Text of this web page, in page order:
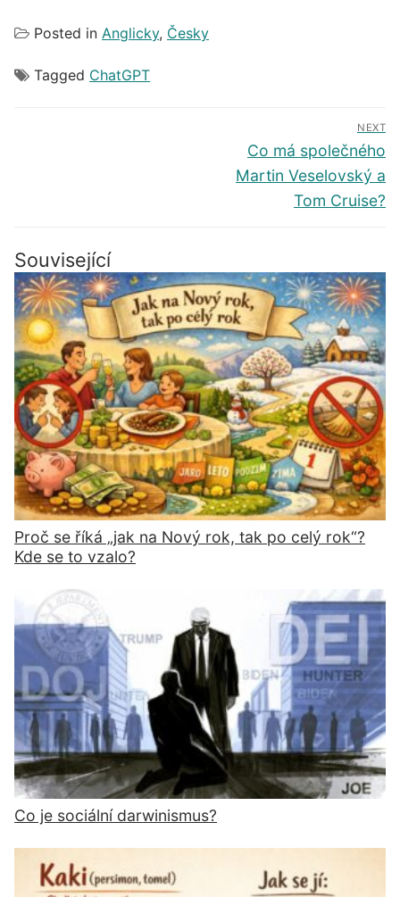
Posted in Anglicky, Česky
Tagged ChatGPT
NEXT
Další
příspěvek
Co má společného
Martin Veselovský a
Tom Cruise?
Související
Proč se říká „jak na Nový rok, tak po celý rok“?
Kde se to vzalo?
Co je sociální darwinismus?